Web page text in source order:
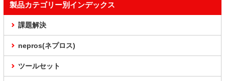
製品カテゴリー別インデックス
課題解決
nepros(ネプロス)
ツールセット